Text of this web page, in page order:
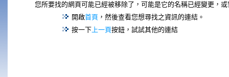
您所要找的網頁可能已經被移除了，可能是它的名稱已經變更，
開啟首頁 ，然後查看您想尋找之資訊的連結。
按一下上一頁按鈕，試試其他的連結